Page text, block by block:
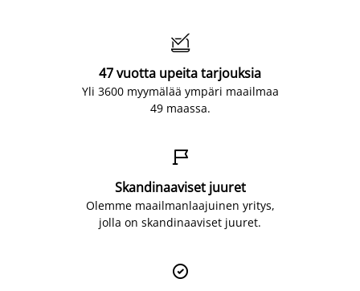

47 vuotta upeita tarjouksia
Yli 3600 myymälää ympäri maailmaa
49 maassa.

Skandinaaviset juuret
Olemme maailmanlaajuinen yritys,
jolla on skandinaaviset juuret.
